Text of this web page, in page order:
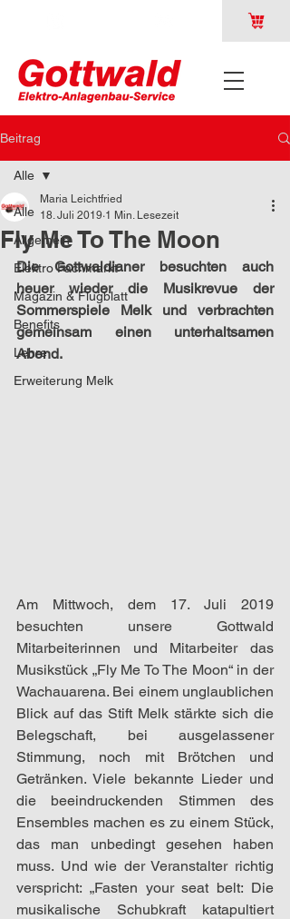
Beitrag
Alle
Allgemein
Elektro Fachmarkt
Magazin & Flugblatt
Benefits
Lehre
Erweiterung Melk
Alle
Fly Me To The Moon
Maria Leichtfried
18. Juli 2019 1 Min. Lesezeit
Die Gottwaldianer besuchten auch
heuer wieder die Musikrevue der
Sommerspiele Melk und verbrachten
gemeinsam einen unterhaltsamen
Abend.
Am Mittwoch, dem 17. Juli 2019
besuchten unsere Gottwald
Mitarbeiterinnen und Mitarbeiter das
Musikstück „Fly Me To The Moon“ in der
Wachauarena. Bei einem unglaublichen
Blick auf das Stift Melk stärkte sich die
Belegschaft, bei ausgelassener
Stimmung, noch mit Brötchen und
Getränken. Viele bekannte Lieder und
die beeindruckenden Stimmen des
Ensembles machen es zu einem Stück,
das man unbedingt gesehen haben
muss. Und wie der Veranstalter richtig
verspricht: „Fasten your seat belt: Die
musikalische Schubkraft katapultiert